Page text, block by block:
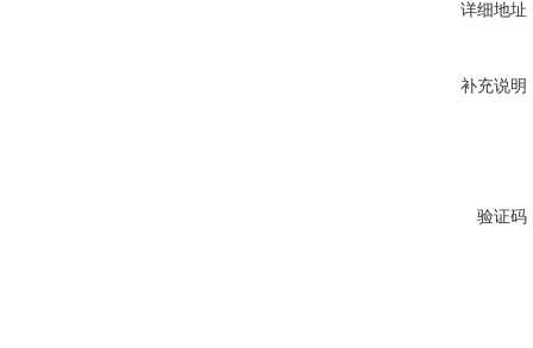
详细地址
补充说明
验证码